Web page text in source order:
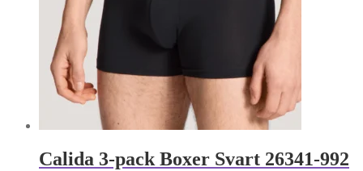
Calida 3-pack Boxer Svart 26341-992